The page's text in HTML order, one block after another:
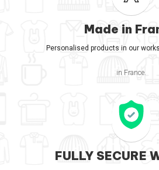
Made in
Personalised products in our
in France.
FULLY SECURE